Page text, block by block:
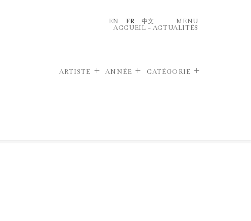
EN FR 中文
MENU
ACCUEIL – ACTUALITÉS
ARTISTE ANNÉE CATÉGORIE